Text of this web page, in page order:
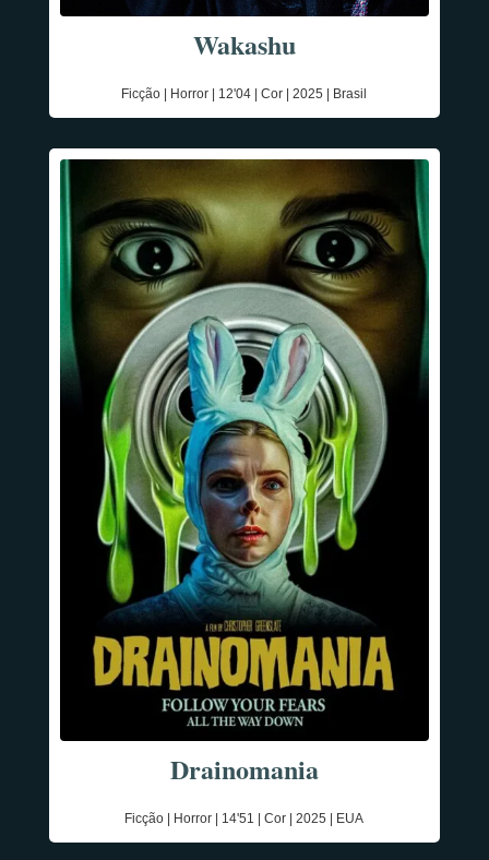
Wakashu
Ficção | Horror | 12'04 | Cor | 2025 | Brasil
Drainomania
Ficção | Horror | 14'51 | Cor | 2025 | EUA